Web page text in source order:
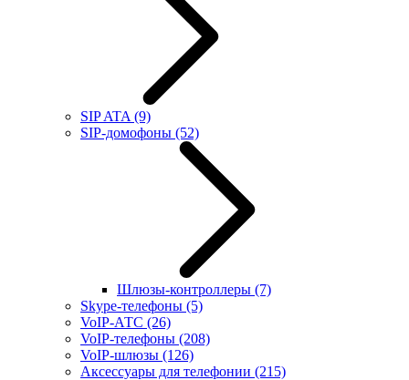
SIP ATA (9)
SIP-домофоны (52)
Шлюзы-контроллеры (7)
Skype-телефоны (5)
VoIP-АТС (26)
VoIP-телефоны (208)
VoIP-шлюзы (126)
Аксессуары для телефонии (215)